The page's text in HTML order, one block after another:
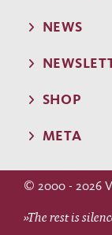
NEWS
SHOP
META
© 2000 - 2026
»The rest is